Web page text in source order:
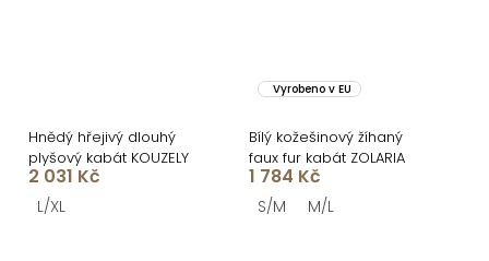
Hnědý hřejivý dlouhý
plyšový kabát KOUZELY
2 031 Kč
L/XL
Vyrobeno v EU
Bílý kožešinový žíhaný
faux fur kabát ZOLARIA
1 784 Kč
S/M M/L